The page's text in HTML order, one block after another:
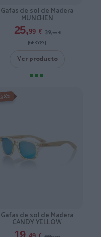
Gafas de sol de Madera
MUNCHEN
25,99 € 39,99 €
[GFRY79 ]
Ver producto
-3X2%
3X2
Gafas de sol de Madera
CANDY YELLOW
19,